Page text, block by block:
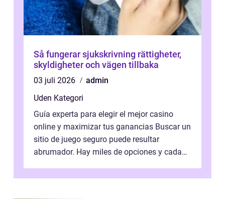
Så fungerar sjukskrivning rättigheter,
skyldigheter och vägen tillbaka
03 juli 2026
admin
Uden Kategori
Guía experta para elegir el mejor casino
online y maximizar tus ganancias Buscar un
sitio de juego seguro puede resultar
abrumador. Hay miles de opciones y cada